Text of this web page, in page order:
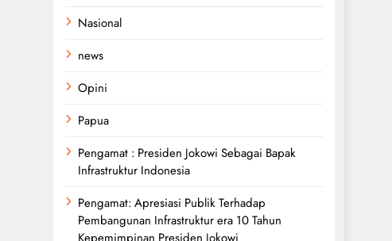
Nasional
news
Opini
Papua
Pengamat : Presiden Jokowi Sebagai Bapak
Infrastruktur Indonesia
Pengamat: Apresiasi Publik Terhadap
Pembangunan Infrastruktur era 10 Tahun